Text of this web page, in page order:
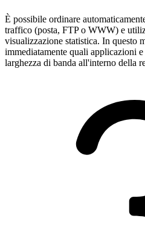
È possibile ordinare
traffico (posta, FTP o WWW) e
visualizzazione statistica. In questo
immediatamente quali applicazioni
larghezza di banda all'interno della